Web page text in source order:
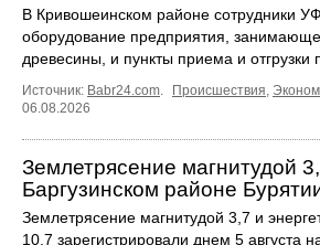
В Кривошеинском районе сотрудники
оборудование предприятия,
древесины, и пункты приема и отгрузки
Источник: Babr24.com Происшествия
06.08.2026
Землетрясение магнитудой
Баргузинском районе
Землетрясение магнитудой 3,7 и
10,7 зарегистрировали днем 5 августа